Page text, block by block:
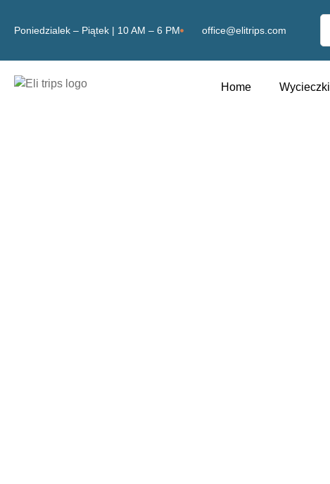
Poniedzialek – Piątek | 10 AM – 6 PM office@elitrips.com
Home Wycieczki